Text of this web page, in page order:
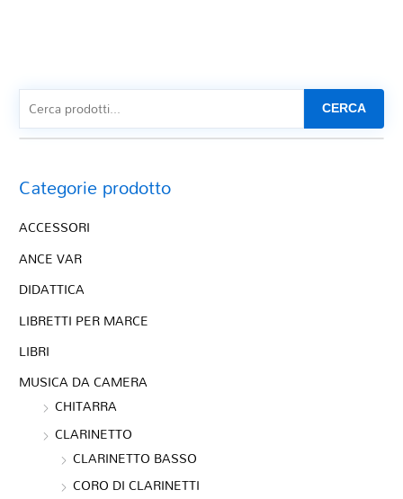
CERCA
Categorie prodotto
ACCESSORI
ANCE VAR
DIDATTICA
LIBRETTI PER MARCE
LIBRI
MUSICA DA CAMERA
CHITARRA
CLARINETTO
CLARINETTO BASSO
CORO DI CLARINETTI